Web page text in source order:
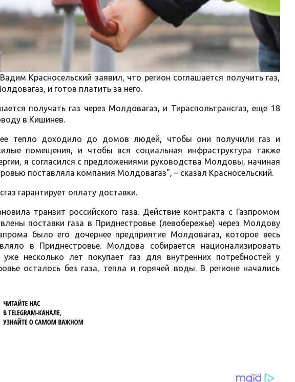
Красносельский заявил, что регион соглашается получить газ,
и готов платить за него.
получать газ через Молдовагаз, и Тираспольтрансгаз, еще 18
в Кишинев.
тепло доходило до домов людей, чтобы они получили газ и
помещения, и чтобы вся социальная инфраструктура также
я согласился с предложениями руководства Молдовы, начиная
поставляла компания Молдовагаз", – сказал Красносельский.
гарантирует оплату доставки.
транзит российского газа. Действие контракта с Газпромом
поставки газа в Приднестровье (левобережье) через Молдову
было его дочернее предприятие Молдовагаз, которое весь
в Приднестровье. Молдова собирается национализировать
несколько лет покупает газ для внутренних потребностей у
осталось без газа, тепла и горячей воды. В регионе начались